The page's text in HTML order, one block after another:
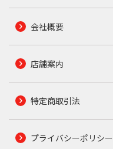
会社概要
店舗案内
特定商取引法
プライバシーポリシー